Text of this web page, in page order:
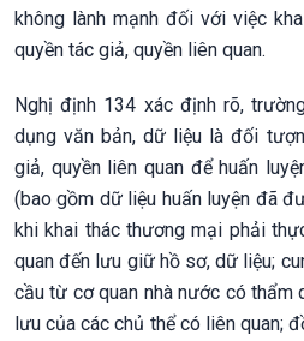
không lành mạnh đối với việc
quyền tác giả, quyền liên quan.
Nghị định 134 xác định rõ,
dụng văn bản, dữ liệu là đối
giả, quyền liên quan để huấn
(bao gồm dữ liệu huấn luyện đã
khi khai thác thương mại phải
quan đến lưu giữ hồ sơ, dữ liệu;
cầu từ cơ quan nhà nước có thẩm
lưu của các chủ thể có liên quan;